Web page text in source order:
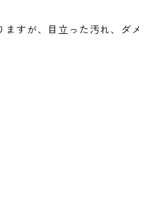
すが、目立った汚れ、ダメ